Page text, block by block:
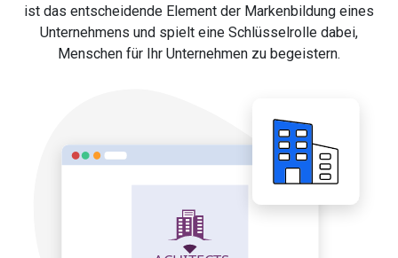
ist das entscheidende Element der Markenbildung eines
Unternehmens und spielt eine Schlüsselrolle dabei,
Menschen für Ihr Unternehmen zu begeistern.